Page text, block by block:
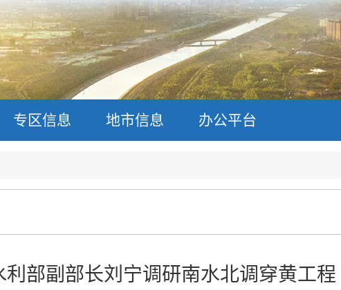
专区信息 地市信息 办公平台
利部副部长刘宁调研南水北调穿黄工程